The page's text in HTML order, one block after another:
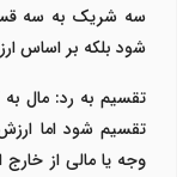
سه شریک به سه
شود بلکه بر اساس
تقسیم به رد: مال
تقسیم شود اما
وجه یا مالی از